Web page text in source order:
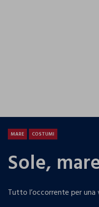
MARE COSTUMI
Sole,
Tutto l’occorrente per una